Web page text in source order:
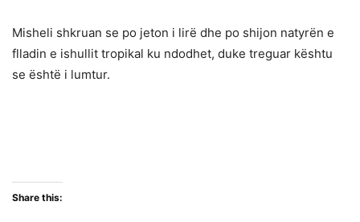
Misheli shkruan se po jeton i lirë dhe po shijon natyrën e
flladin e ishullit tropikal ku ndodhet, duke treguar kështu
se është i lumtur.
Share this: